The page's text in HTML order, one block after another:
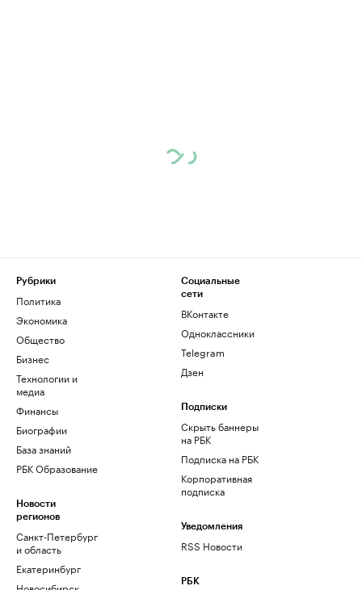
Рубрики
Политика
Экономика
Общество
Бизнес
Технологии и
медиа
Финансы
Биографии
База знаний
РБК Образование
Новости
регионов
Санкт-Петербург
и область
Екатеринбург
Социальные
сети
ВКонтакте
Одноклассники
Telegram
Дзен
Подписки
Скрыть баннеры
на РБК
Подписка на РБК
Корпоративная
подписка
Уведомления
RSS Новости
РБК